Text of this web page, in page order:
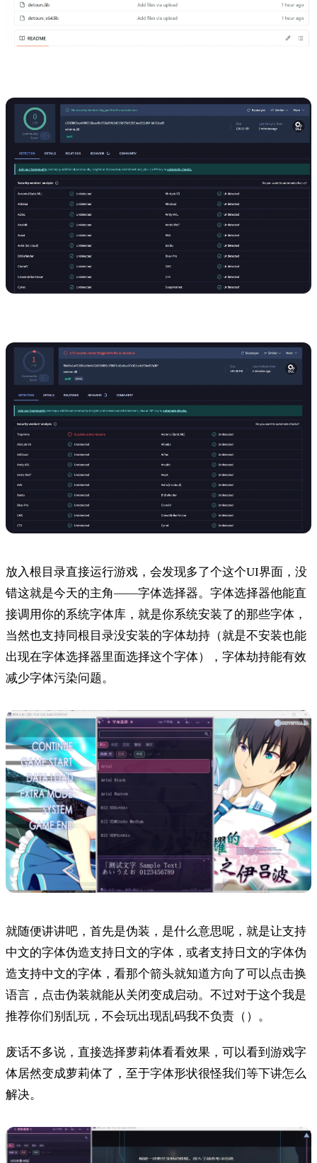
放入根目录直接运行游戏，会发现多了个这个UI界面，没
错这就是今天的主角——字体选择器。字体选择器他能直
接调用你的系统字体库，就是你系统安装了的那些字体，
当然也支持同根目录没安装的字体劫持（就是不安装也能
出现在字体选择器里面选择这个字体），字体劫持能有效
减少字体污染问题。
就随便讲讲吧，首先是伪装，是什么意思呢，就是让支持
中文的字体伪造支持日文的字体，或者支持日文的字体伪
造支持中文的字体，看那个箭头就知道方向了可以点击换
语言，点击伪装就能从关闭变成启动。不过对于这个我是
推荐你们别乱玩，不会玩出现乱码我不负责（）。
废话不多说，直接选择萝莉体看看效果，可以看到游戏字
体居然变成萝莉体了，至于字体形状很怪我们等下讲怎么
解决。